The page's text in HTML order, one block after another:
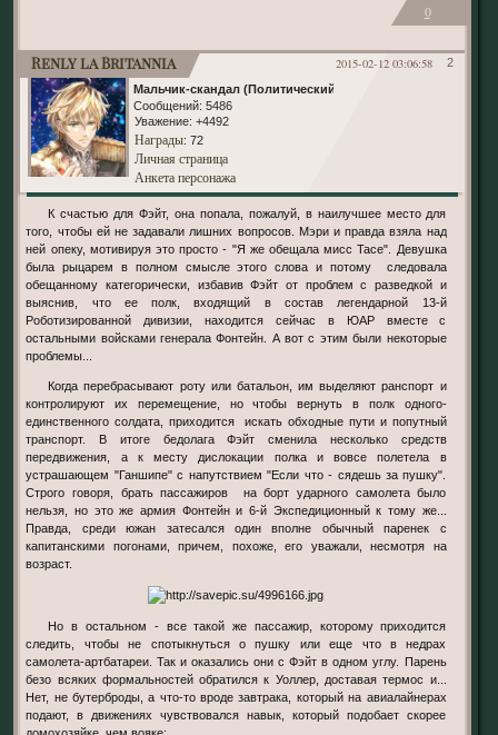
0
2
2015-02-12 03:06:58
Renly la Britannia
Мальчик-скандал (Политический)
Сообщений: 5486
Уважение: +4492
Награды: 72
Личная страница
Анкета персонажа
К счастью для Фэйт, она попала, пожалуй, в наилучшее место для
того, чтобы ей не задавали лишних вопросов. Мэри и правда взяла над
ней опеку, мотивируя это просто - "Я же обещала мисс Тасе". Девушка
была рыцарем в полном смысле этого слова и потому следовала
обещанному категорически, избавив Фэйт от проблем с разведкой и
выяснив, что ее полк, входящий в состав легендарной 13-й
Роботизированной дивизии, находится сейчас в ЮАР вместе с
остальными войсками генерала Фонтейн. А вот с этим были некоторые
проблемы...
Когда перебрасывают роту или батальон, им выделяют ранспорт и
контролируют их перемещение, но чтобы вернуть в полк одного-
единственного солдата, приходится искать обходные пути и попутный
транспорт. В итоге бедолага Фэйт сменила несколько средств
передвижения, а к месту дислокации полка и вовсе полетела в
устрашающем "Ганшипе" с напутствием "Если что - сядешь за пушку".
Строго говоря, брать пассажиров на борт ударного самолета было
нельзя, но это же армия Фонтейн и 6-й Экспедиционный к тому же...
Правда, среди южан затесался один вполне обычный паренек с
капитанскими погонами, причем, похоже, его уважали, несмотря на
возраст.
Но в остальном - все такой же пассажир, которому приходится
следить, чтобы не спотыкнуться о пушку или еще что в недрах
самолета-артбатареи. Так и оказались они с Фэйт в одном углу. Парень
безо всяких формальностей обратился к Уоллер, доставая термос и...
Нет, не бутерброды, а что-то вроде завтрака, который на авиалайнерах
подают, в движениях чувствовался навык, который подобает скорее
домохозяйке, чем вояке: